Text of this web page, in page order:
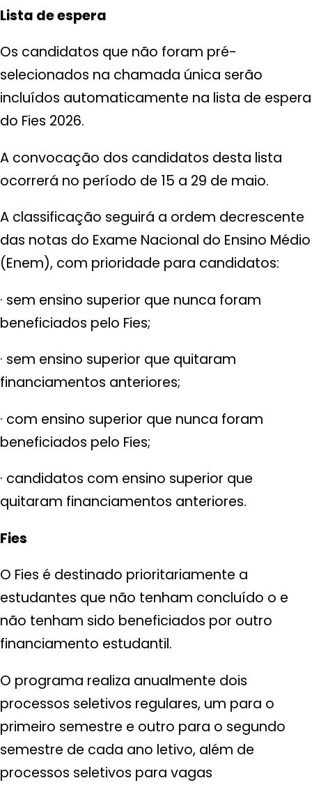
Lista de espera
Os candidatos que não foram pré-
selecionados na chamada única serão
incluídos automaticamente na lista de espera
do Fies 2026.
A convocação dos candidatos desta lista
ocorrerá no período de 15 a 29 de maio.
A classificação seguirá a ordem decrescente
das notas do Exame Nacional do Ensino Médio
(Enem), com prioridade para candidatos:
· sem ensino superior que nunca foram
beneficiados pelo Fies;
· sem ensino superior que quitaram
financiamentos anteriores;
· com ensino superior que nunca foram
beneficiados pelo Fies;
· candidatos com ensino superior que
quitaram financiamentos anteriores.
Fies
O Fies é destinado prioritariamente a
estudantes que não tenham concluído o e
não tenham sido beneficiados por outro
financiamento estudantil.
O programa realiza anualmente dois
processos seletivos regulares, um para o
primeiro semestre e outro para o segundo
semestre de cada ano letivo, além de
processos seletivos para vagas